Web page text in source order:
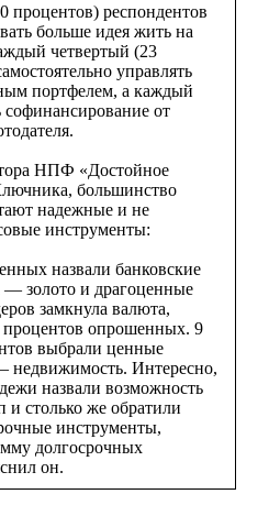
процентов) респондентов
больше идея жить на
четвертый (23
управлять
портфелем, а каждый
от
НПФ «Достойное
большинство
надежные и не
инструменты:
назвали банковские
— золото и драгоценные
замкнула валюта,
опрошенных. 9
выбрали ценные
недвижимость. Интересно,
назвали возможность
и столько же обратили
инструменты,
долгосрочных
он.